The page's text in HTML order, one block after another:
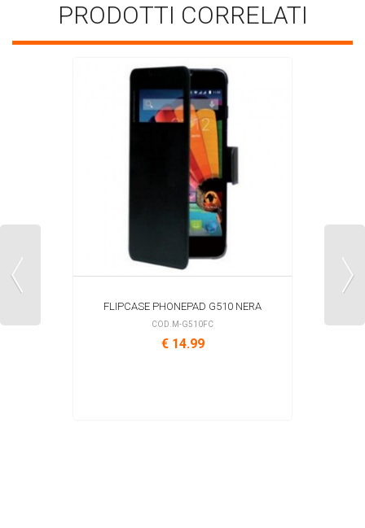
PRODOTTI CORRELATI
FLIPCASE PHONEPAD G510 NERA
COD.M-G510FC
€ 14.99